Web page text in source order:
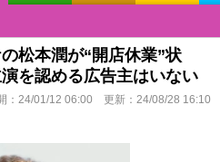
ス
松本潤が“開店休業”状
を認める広告主はいない
： 24/01/12 06:00 更新： 24/08/28 16:10